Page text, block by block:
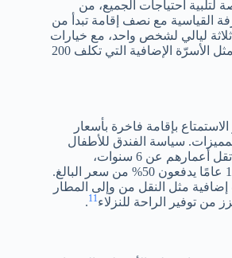
لتلبية احتياجات الجميع، من
القياسية مع نصف إقامة تبدأ من
ثلاثة ليالي لشخص واحد، مع خيارات
إضافية ميسورة التكلفة مثل الأسرّة الإضافية التي تكلف 200
الاستمتاع بإقامة فاخرة بأسعار
سياسة الفندق للأطفال
توفر إقامة مجانية للذين تقل أعمارهم عن 6 سنوات،
وللأطفال من 6 إلى 11.99 عامًا يدفعون 50% من سعر البالغ.
مثل النقل من وإلى المطار
من توفير الراحة للنزلاء11
.